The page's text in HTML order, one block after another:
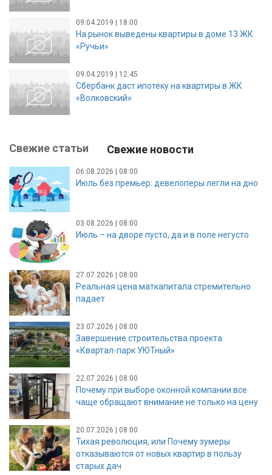
09.04.2019 | 18:00
На рынок выведены квартиры в доме 13 ЖК
«Ручьи»
09.04.2019 | 12:45
Сбербанк даст ипотеку на квартиры в ЖК
«Волковский»
Свежие статьи Свежие новости
06.08.2026 | 08:00
Июль без премьер: девелоперы легли на дно
03.08.2026 | 08:00
Июль – на дворе пусто, да и в поле негусто
27.07.2026 | 08:00
Реальная цена маткапитала стремительно
падает
23.07.2026 | 08:00
Завершение строительства проекта
«Квартал-парк УЮТный»
22.07.2026 | 08:00
Почему при выборе оконной компании все
чаще обращают внимание не только на цену
20.07.2026 | 08:00
Тихая революция, или Почему зумеры
отказываются от новых квартир в пользу
старых дач